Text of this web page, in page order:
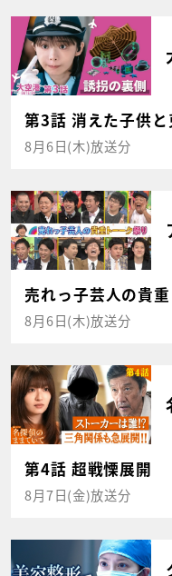
第3話 消えた子供と
8月6日(木)放送分
売れっ子芸人の貴
8月6日(木)放送分
第4話 超戦慄展開
8月7日(金)放送分